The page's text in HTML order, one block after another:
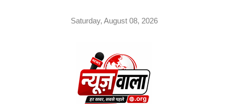
Saturday, August 08, 2026